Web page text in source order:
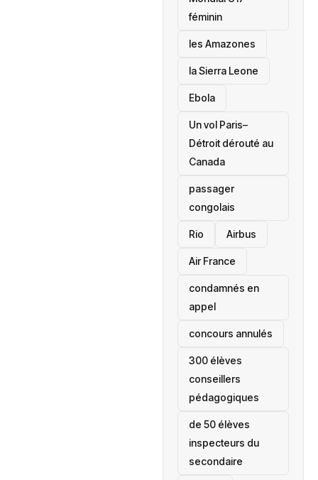
féminin
les Amazones
la Sierra Leone
‎Ebola
Un vol Paris–
Détroit dérouté au
Canada
passager
congolais
Rio Airbus
Air France
condamnés en
appel
concours annulés
300 élèves
conseillers
pédagogiques
de 50 élèves
inspecteurs du
secondaire